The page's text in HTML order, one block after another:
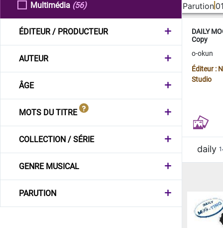
Multimédia (56)
ÉDITEUR / PRODUCTEUR
AUTEUR
ÂGE
MOTS DU TITRE
COLLECTION / SÉRIE
GENRE MUSICAL
PARUTION
Parution
DAILY
Copy
o-okun
Éditeur :
Studio
daily